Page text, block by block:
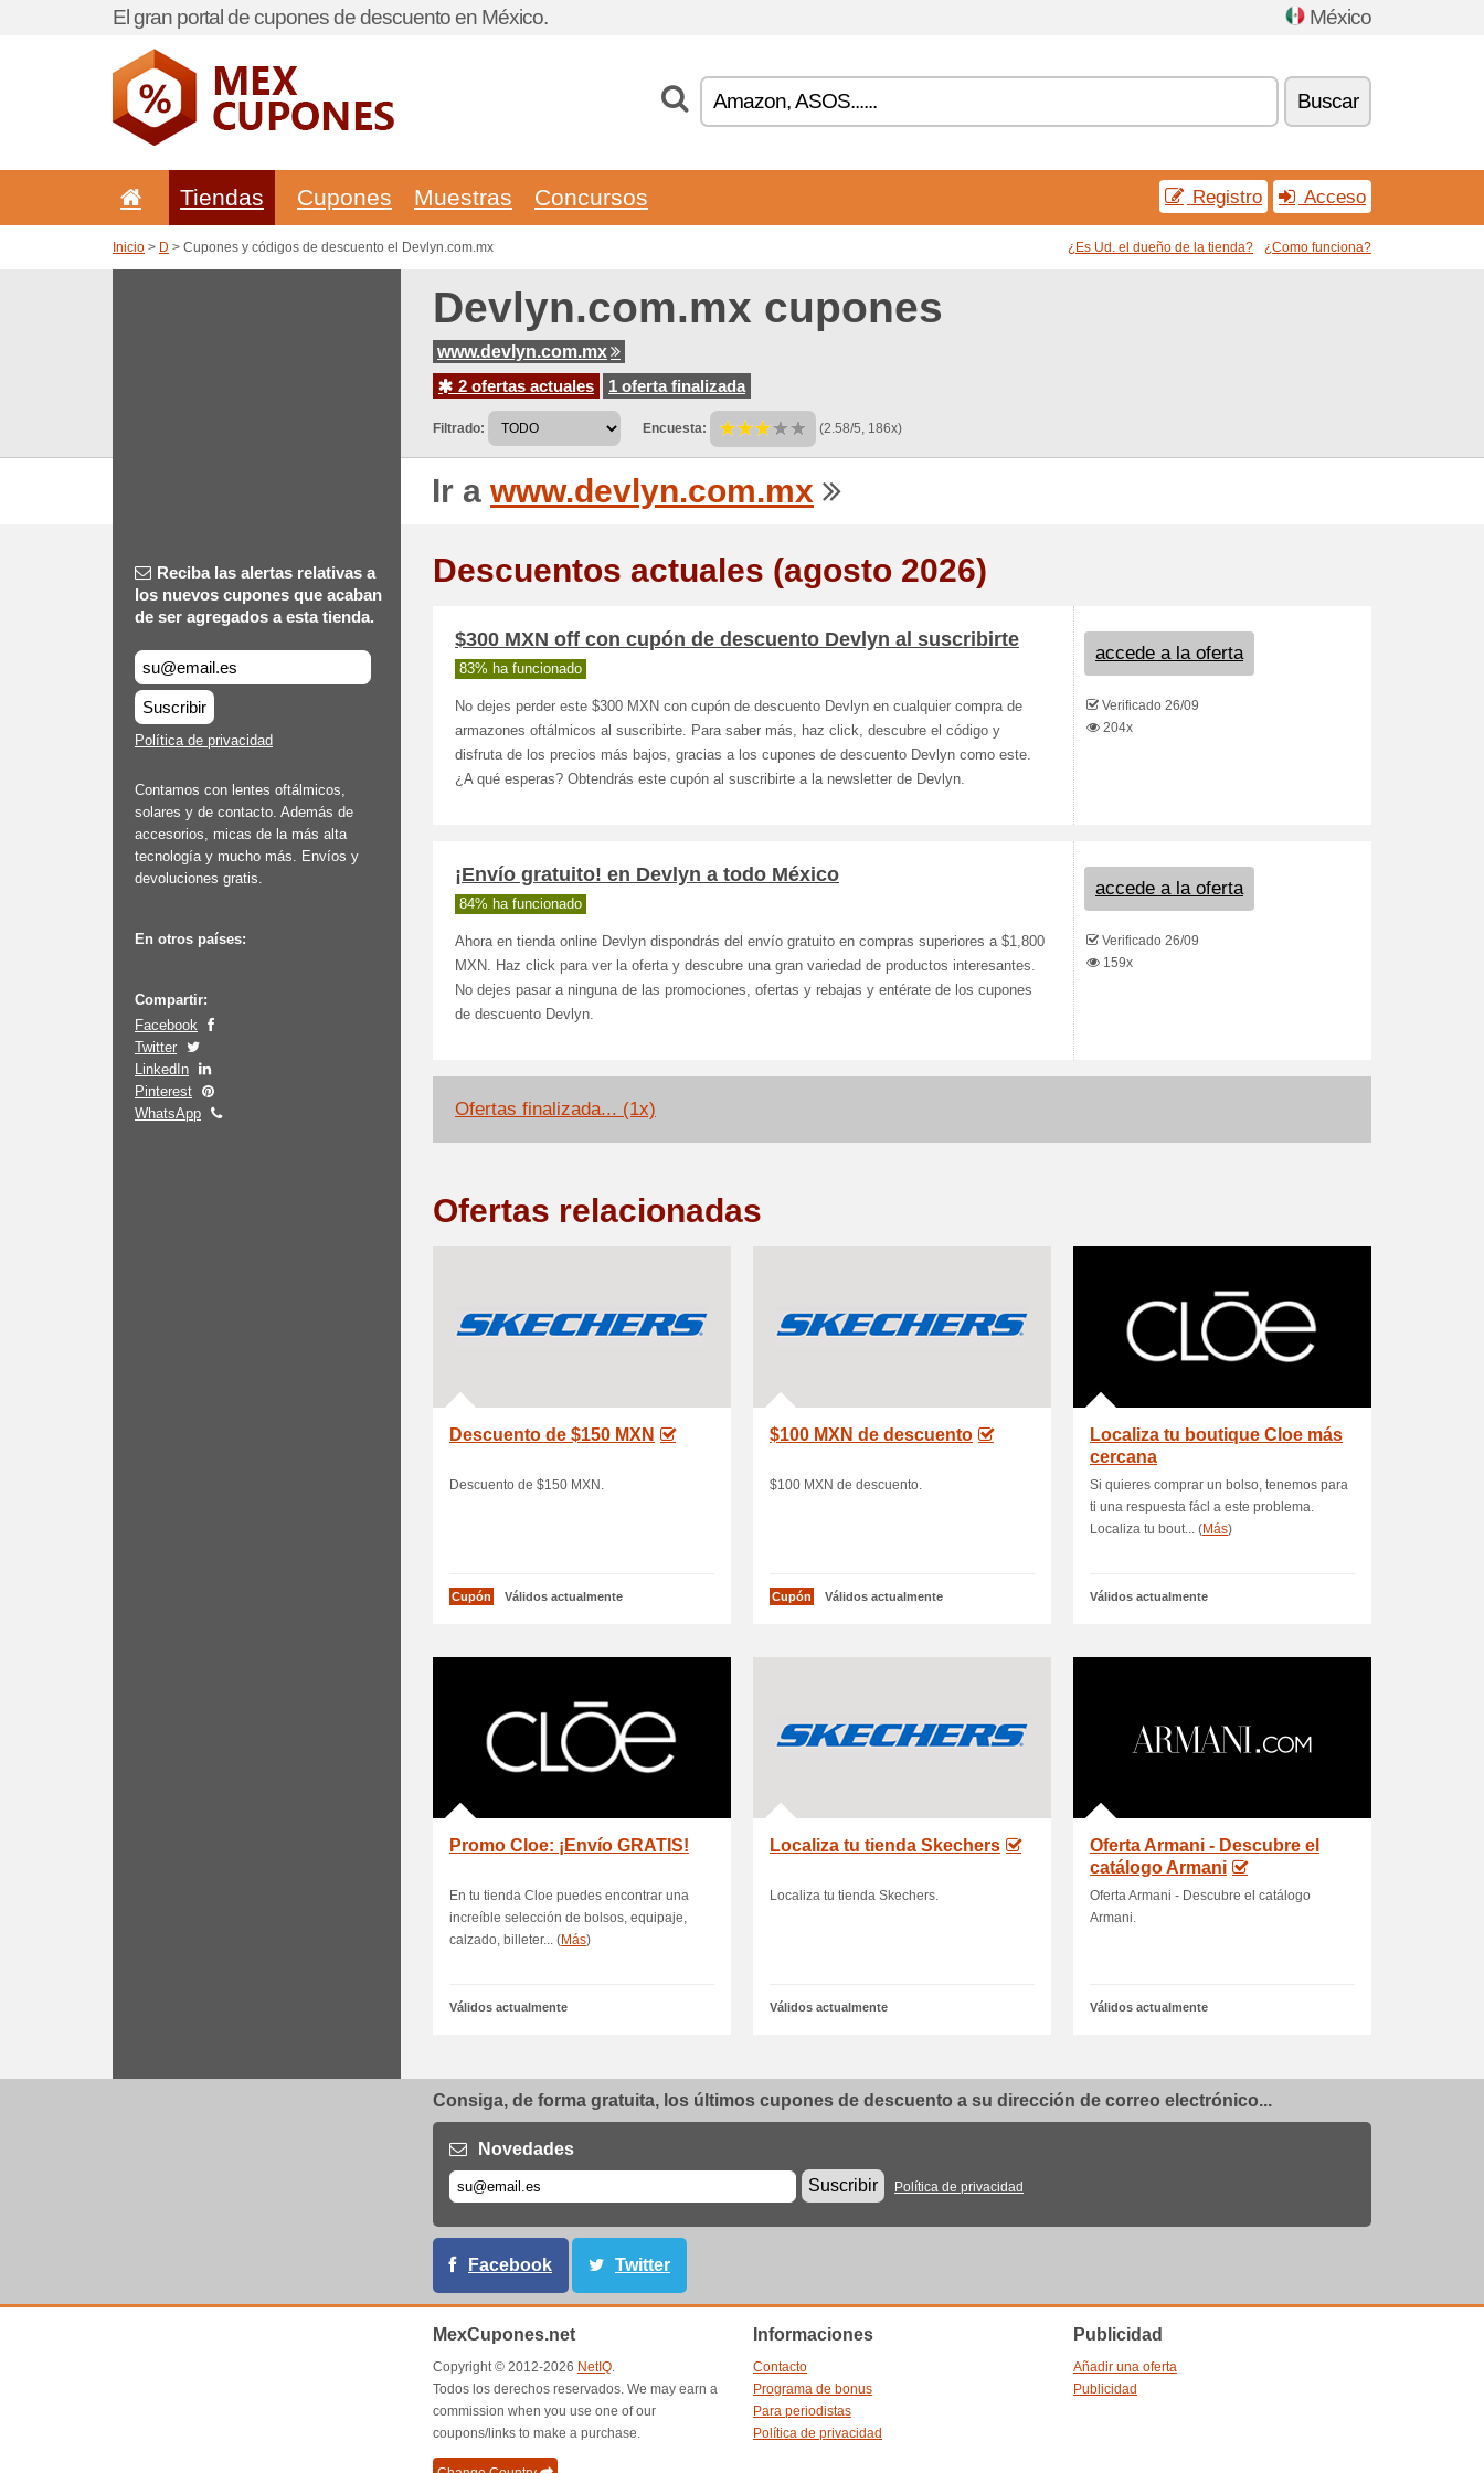
El gran portal de cupones de descuento en México. México
Buscar
Tiendas Cupones Muestras Concursos Registro Acceso
Inicio > D > Cupones y códigos de descuento el Devlyn.com.mx ¿Es Ud. el dueño de la tienda? ¿Como funciona?
Devlyn.com.mx cupones
www.devlyn.com.mx
2 ofertas actuales
1 oferta finalizada
Filtrado: Encuesta: (2.58/5, 186x)
Ir a www.devlyn.com.mx
Reciba las alertas relativas a
los nuevos cupones que acaban
de ser agregados a esta tienda.
Suscribir
Política de privacidad
Contamos con lentes oftálmicos,
solares y de contacto. Además de
accesorios, micas de la más alta
tecnología y mucho más. Envíos y
devoluciones gratis.
En otros países:
Compartir:
Facebook
Twitter
LinkedIn
Pinterest
WhatsApp
Descuentos actuales (agosto 2026)
$300 MXN off con cupón de descuento Devlyn al suscribirte
83% ha funcionado
No dejes perder este $300 MXN con cupón de descuento Devlyn en cualquier compra de
armazones oftálmicos al suscribirte. Para saber más, haz click, descubre el código y
disfruta de los precios más bajos, gracias a los cupones de descuento Devlyn como este.
¿A qué esperas? Obtendrás este cupón al suscribirte a la newsletter de Devlyn.
accede a la oferta
Verificado 26/09
204x
¡Envío gratuito! en Devlyn a todo México
84% ha funcionado
Ahora en tienda online Devlyn dispondrás del envío gratuito en compras superiores a $1,800
MXN. Haz click para ver la oferta y descubre una gran variedad de productos interesantes.
No dejes pasar a ninguna de las promociones, ofertas y rebajas y entérate de los cupones
de descuento Devlyn.
accede a la oferta
Verificado 26/09
159x
Ofertas finalizada... (1x)
Ofertas relacionadas
Descuento de $150 MXN
Descuento de $150 MXN.
Cupón Válidos actualmente
$100 MXN de descuento
$100 MXN de descuento.
Cupón Válidos actualmente
Localiza tu boutique Cloe más
cercana
Si quieres comprar un bolso, tenemos para
ti una respuesta fácl a este problema.
Localiza tu bout... (Más)
Válidos actualmente
Promo Cloe: ¡Envío GRATIS!
En tu tienda Cloe puedes encontrar una
increíble selección de bolsos, equipaje,
calzado, billeter... (Más)
Válidos actualmente
Localiza tu tienda Skechers
Localiza tu tienda Skechers.
Válidos actualmente
Oferta Armani - Descubre el
catálogo Armani
Oferta Armani - Descubre el catálogo
Armani.
Válidos actualmente
Consiga, de forma gratuita, los últimos cupones de descuento a su dirección de correo electrónico...
Novedades
Suscribir
Política de privacidad
Facebook Twitter
MexCupones.net
Copyright © 2012-2026 NetIQ.
Todos los derechos reservados. We may earn a
commission when you use one of our
coupons/links to make a purchase.
Informaciones
Contacto
Programa de bonus
Para periodistas
Política de privacidad
Publicidad
Añadir una oferta
Publicidad